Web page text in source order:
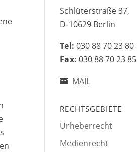
Schlüterstraße 37,
D-10629 Berlin
Tel: 030 88 70 23 80
Fax: 030 88 70 23 85
MAIL
RECHTSGEBIETE
Urheberrecht
Medienrecht